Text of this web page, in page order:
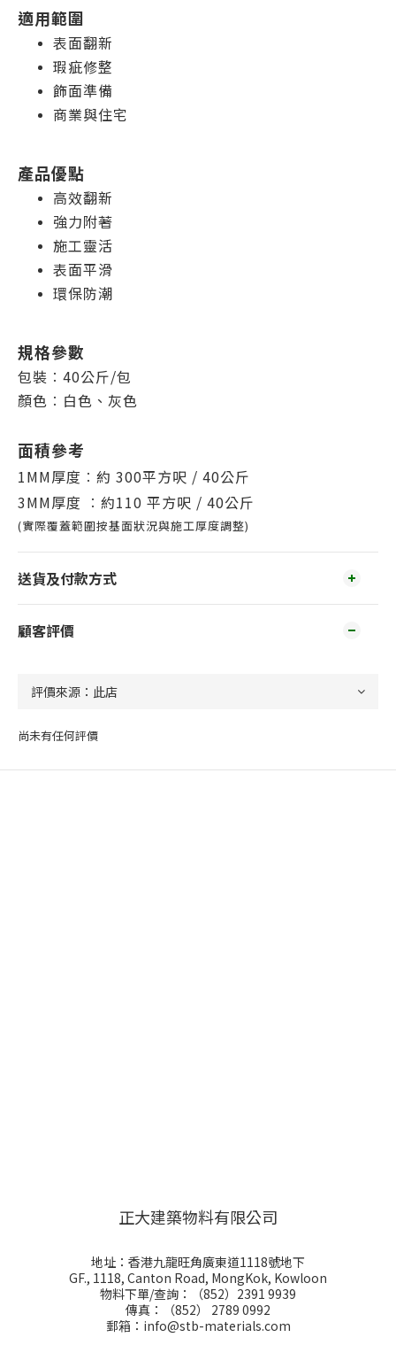
適用範圍
表面翻新
瑕疵修整
飾面準備
商業與住宅
產品優點
高效翻新
強力附著
施工靈活
表面平滑
環保防潮
規格參數
包裝︰40公斤/包
顏色︰白色、灰色
面積參考
1MM厚度︰約 300平方呎 / 40公斤
3MM厚度 ︰約110 平方呎 / 40公斤
(實際覆蓋範圍按基面狀況與施工厚度調整)
送貨及付款方式
顧客評價
尚未有任何評價
正大建築物料有限公司
地址：香港九龍旺角廣東道1118號地下
GF., 1118, Canton Road, MongKok, Kowloon
物料下單/查詢：（852）2391 9939
傳真：（852） 2789 0992
郵箱：info@stb-materials.com